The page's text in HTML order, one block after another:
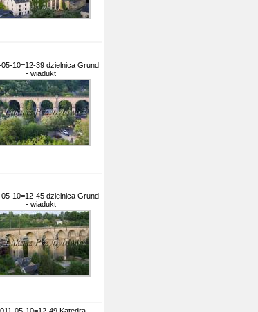
05-10=12-39 dzielnica Grund
- wiadukt
05-10=12-45 dzielnica Grund
- wiadukt